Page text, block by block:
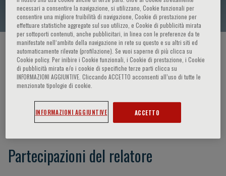
HOME PAGE / CORSI ED EVENTI / RELATORE
Final Remarks
Partecipazioni del relatore
necessari a consentire la navigazione, si utilizzano, Cookie funzionali per
consentire una migliore fruibilità di navigazione, Cookie di prestazione per
effettuare statistiche aggregate sul suo utilizzo, e Cookie di pubblicità mirata
per sottoporti contenuti, anche pubblicitari, in linea con le preferenze da te
manifestate nell‘ambito della navigazione in rete su questo e su altri siti ed
automaticamente rilevate (profilazione). Se vuoi saperne di più clicca su
Cookie policy. Per inibire i Cookie funzionali, i Cookie di prestazione, i Cookie
di pubblicità mirata e/o i cookie di specifiche terze parti clicca su
INFORMAZIONI AGGIUNTIVE. Cliccando ACCETTO acconsenti all’uso di tutte le
menzionate tipologie di cookie.
INFORMAZIONI AGGIUNTIVE ACCETTO